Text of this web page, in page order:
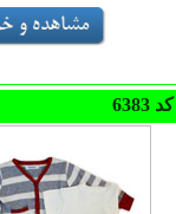
6383 کد